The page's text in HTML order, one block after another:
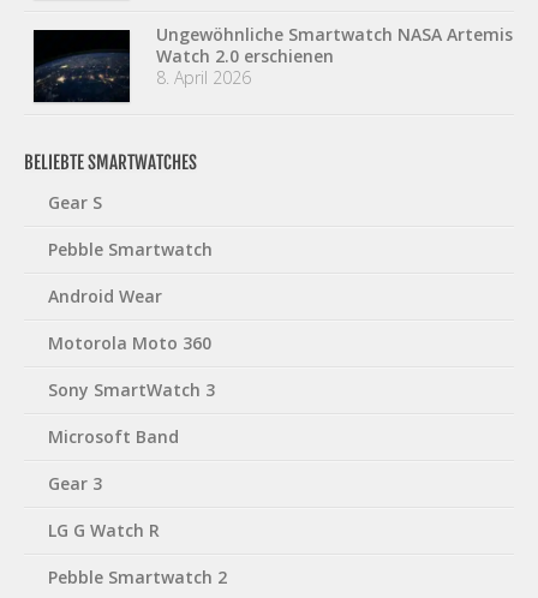
Ungewöhnliche Smartwatch NASA Artemis
Watch 2.0 erschienen
8. April 2026
BELIEBTE SMARTWATCHES
Gear S
Pebble Smartwatch
Android Wear
Motorola Moto 360
Sony SmartWatch 3
Microsoft Band
Gear 3
LG G Watch R
Pebble Smartwatch 2